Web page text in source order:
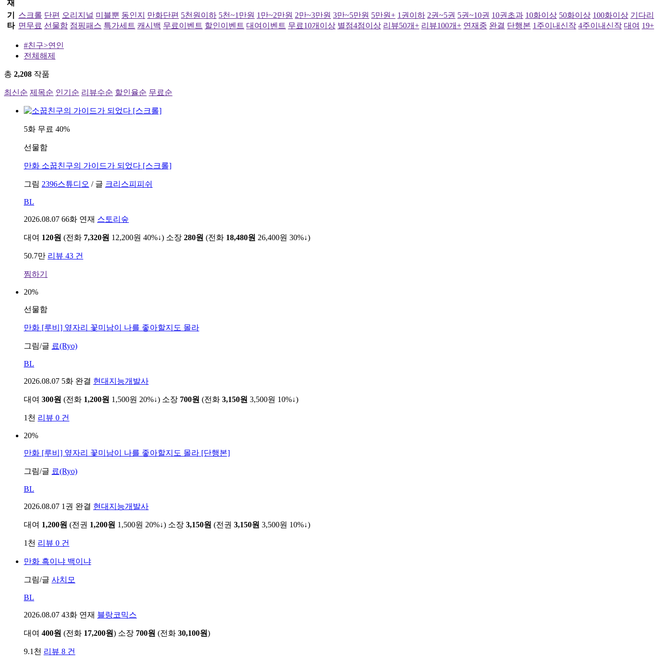
재
기
타
스크롤 단편 오리지널 미블뿐 동인지 만화단편 5천원이하 5천~1만원 1만~2만원 2만~3만원 3만~5만원 5만원+ 1권이하 2권~5권 5권~10권 10권초과 10화이상 50화이상 100화이상 기다리
면무료 선물함 점핑패스 특가세트 캐시백 무료이벤트 할인이벤트 대여이벤트 무료10개이상 별점4점이상 리뷰50개+ 리뷰100개+ 연재중 완결 단행본 1주이내신작 4주이내신작 대여 19+
#친구>연인
전체해제
총 2,208 작품
최신순 제목순 인기순 리뷰수순 할인율순 무료순
5화 무료 40%
선물함
만화 소꿉친구의 가이드가 되었다 [스크롤]
그림 2396스튜디오 / 글 크리스피피쉬
BL
2026.08.07 66화 연재 스토리숲
대여 120원 (전화 7,320원 12,200원 40%↓) 소장 280원 (전화 18,480원 26,400원 30%↓)
50.7만 리뷰 43 건
찜하기
20%
선물함
만화 [루비] 옆자리 꽃미남이 나를 좋아할지도 몰라
그림/글 료(Ryo)
BL
2026.08.07 5화 완결 현대지능개발사
대여 300원 (전화 1,200원 1,500원 20%↓) 소장 700원 (전화 3,150원 3,500원 10%↓)
1천 리뷰 0 건
20%
만화 [루비] 옆자리 꽃미남이 나를 좋아할지도 몰라 [단행본]
그림/글 료(Ryo)
BL
2026.08.07 1권 완결 현대지능개발사
대여 1,200원 (전권 1,200원 1,500원 20%↓) 소장 3,150원 (전권 3,150원 3,500원 10%↓)
1천 리뷰 0 건
만화 흑이냐 백이냐
그림/글 사치모
BL
2026.08.07 43화 연재 블랑코믹스
대여 400원 (전화 17,200원) 소장 700원 (전화 30,100원)
9.1천 리뷰 8 건